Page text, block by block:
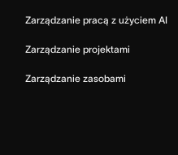
Zarządzanie pracą z użyciem AI
Zarządzanie projektami
Zarządzanie zasobami